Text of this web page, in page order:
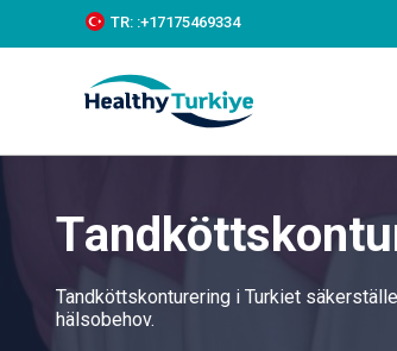
k
c
t
TR: :+‪17175469334‬
Tandköttskonturering i Turkiet
hälsobehov.